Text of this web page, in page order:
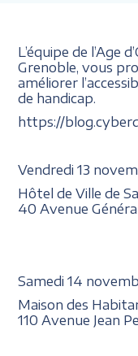
L’équipe de l’Age
Grenoble, vous
améliorer
de handicap.
https://
Vendredi 13
Hôtel de Ville de
40 Avenue
Samedi 14
Maison des
110 Avenue Jean